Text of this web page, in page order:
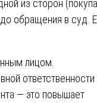
из сторон
до обращения в суд.
лицом.
ответственности
— это повышает